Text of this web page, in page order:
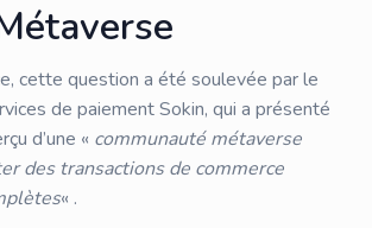
cette question a été soulevée par le
de paiement Sokin, qui a présenté
d’une « communauté métaverse
des transactions de commerce
« .